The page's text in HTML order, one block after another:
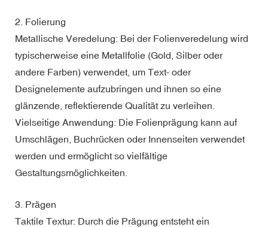
2. Folierung
Metallische Veredelung: Bei der Folienveredelung wird
typischerweise eine Metallfolie (Gold, Silber oder
andere Farben) verwendet, um Text- oder
Designelemente aufzubringen und ihnen so eine
glänzende, reflektierende Qualität zu verleihen.
Vielseitige Anwendung: Die Folienprägung kann auf
Umschlägen, Buchrücken oder Innenseiten verwendet
werden und ermöglicht so vielfältige
Gestaltungsmöglichkeiten.
3. Prägen
Taktile Textur: Durch die Prägung entsteht ein